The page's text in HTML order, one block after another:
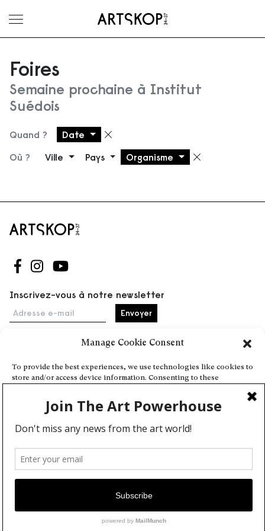
Manage Cookie Consent
To provide the best experiences, we use technologies like cookies to
store and/or access device information. Consenting to these
or unique IDs on this site. Not consenting or withdrawing consent,
may adversely affect certain features and functions.
Deny
View preferences
Cookie Policy
Ouvrir le menu
Foires
Semaine prochaine à Institut
Suédois
Quand ? Date Supprimer le filtre
Où ? Ville Pays Organisme
Suivez-nous sur Facebook
Suivez-nous sur Instagram
Suivez-nous sur Youtube
Inscrivez-vous à notre newsletter
Adresse e-mail
Accueil
Événements
À propos
Partenaires
Contact
Conditions générales
Confidentialité et cookies
Communiquer votre événement